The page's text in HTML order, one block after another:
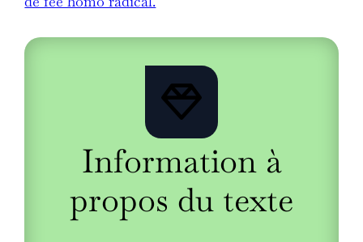
de fée homo radical.
Information à
propos du texte